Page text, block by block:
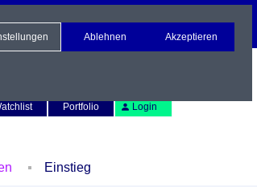
Portfolio Login
Einstieg
Ablehnen Akzeptieren